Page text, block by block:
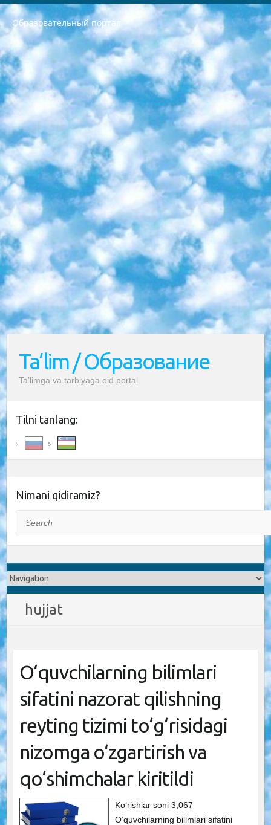
Образовательный портал
РЕСПУБЛИКА УЗБЕКИСТАН МИНИСТРЕРСТВО ДОШКОЛЬНОГО И ШКОЛЬНОГО ОБРАЗОВАНИЯ КОМАНДА в общеобразовательных учреждениях в 2023-2024 учебном году организация и проведение итоговой государственной аттестации обучающихся о Министра дошкольного и школьного образования Республики Узбекистан от 4 марта 2008 года (постановлением Минюста от 20 марта 2008 года № 1778 государственной регистрации) «Итоговое состояние учащихся общего среднего образования на основании положения об утверждении положения об аттестации общего среднего образования выпускной экзамен студентов в образовательных учреждениях в 2023-2024 учебном году В целях организации и прохождения аттестации приказываю: 1. Следующее: перечень предметов, по которым будет проводиться итоговая государственная аттестация и экзамен формы перевода согласно приложению 1; сертификаты международного образца, оценивающие уровень владения иностранными языками перечень согласно приложению 2; 2. Педагогический при специализированных образовательных учреждениях. научно-практический центр квалификации и международной оценки (Д.Давидова) 2024 г. До 25 марта: задания по предметам, по которым будет проводиться итоговая аттестация разработка и утверждение технических условий; итоговая аттестация на основании разработанного предметного задания разработка вопросов по предметам (устно и письменно), экзамен передача; общеобразовательные средние школы и специальные учебные заведения учащиеся выпускных классов школ и интернатов в агентской системе подготовка базы данных экзаменационных материалов и критериев оценки; перевод базы экзаменационных материалов на все языки обучения подать в Республиканский образовательный центр для изготовления; варианты экзаменов на основе разработанных контрольных материалов пусть будут поставлены задачи формирования. 3. Республиканский образовательный центр (Ш.Худайкулов) до 5 апреля 2024 года. до: база данных предоставленных экзаменационных материалов на все языки обучения перевод и экспертиза; для слепых, слабовидящих, глухих, слабослышащих и умственно отсталых детей учащиеся выпускных классов специализированных школ и школ-интернатов база данных экзаменационных материалов на всех преподаваемых языках подготовка критериев оценки; специализированные школы для умственно отсталых детей и технологии для учащихся выпускных классов школ-интернатов разработка соответствующих рекомендаций и критериев проведения ЕГЭ по естествознанию давать задания. 4. Педагогический при специализированных образовательных учреждениях. Научно-практический центр навыков и международной оценки (Д.Давидова), Республика образовательный центр (Худайкулов Ш.) итоговый государственный аттестационный экзамен ориентирован на творческое и логическое мышление при подготовке базы материалов учитывать введение заданий. 5. Следует отметить, что: сертификат государственного образца о знании общеобразовательного предмета и как минимум национальный уровень B1 по предметам на иностранных языках, указанным в Приложении 2. или международно признанный сертификат эквивалентного уровня студенты, изучающие определенный предмет, освобождаются от экзамена; по соответствующим предметам запланирована итоговая государственная аттестация за день до дня, путем жеребьевки Рабочей группой (в письменной форме по предметам, проводимым в форме) из числа сформированных вариантов выбрано 2 варианта; 2 выбранных варианта экзамена анонсированы на официальном сайте министерства и все выпускники по всей стране на основе этих вариантов проводит итоговую государственную аттестацию. 6. Государственное образование учащихся средних общеобразовательных учреждений. знания в соответствии с квалификационными требованиями, которые необходимо приобрести на основании стандартов итоговый (выпускной) контроль для 9 и 11 классов в целях тестирования Экзамены (далее – экзамены) состоят из предметов, перечисленных в приложении 1. будет сделано. 7. Экзамены пройдут с 26 мая по 15 июня 2024 г. (кроме науки физического воспитания). 8. Физическая для учащихся 9 классов общесредних образовательных учреждений. Экзамены по предмету «Образование, квалификация медицина» 1-6 мая 2024 года. сотрудники перевести под присмотр (с отклонениями в физическом или умственном развитии) специализированная школа для детей, школы-интернаты и со сколиозом школы-интернаты санаторного типа для больных детей исключены). 9. Он был слепым, слабовидящим и имел нарушения опорно-двигательного аппарата. экзамены в специализированных школах и интернатах для детей должны проводиться исходя из требований, предъявляемых к общеобразовательным учреждениям (физкультура кроме науки). 10. Специализированная школа для глухих и слабослышащих детей. и экзамены в интернатах и быть реализован в виде письменного теста по математике. 11. Специальность для умственно отсталых детей. Для 9 класса Родной язык и литературное письмо Государственный язык (язык обучения – узбекский). для неклассов) написано Математическое письмо Письменная/устная история Узбекистана Физическое воспитание практично Итоговый контроль Для 11 класса Написание родного языка и литературы (эссе) Математическое письмо Узбекский язык (обучение на узбекском языке) не посещающее общее среднее образование для учреждений)/Образовательное учреждение выбор письменный и устный Иностранный язык письменный/устный Письменная/устная история Узбекистана *По выбору студента:  Химия  Физика  Основы государственного права  География 10 бесплатных образовательных ресурсов - Мы составили подборку онлайн-проектов с интерактивными упражнениями, видеолекциями и статьями. Они помогут вам обрести новые и освежить старые знания бесплатно. 1. «ИНТУИТ» Старейшая образовательная площадка Рунета. Здесь вы найдёте сотни текстовых и видеокурсов на десятки различных тем — от программирования до психологии. Многие курсы подготовлены российскими университетами и крупными международными компаниями вроде Intel и Microsoft. Самостоятельное обучение бесплатное, но желающие могут оплатить услуги персональных наставников. 2. «Смартия» знакомит с актуальными профессиями и подсказывает, как им обучаться. Выбрав заинтересовавшую вас специальность — SMM-специалист, фотограф, веб-дизайнер или другую, — увидите список необходимых для неё умений. Чтобы вы могли освоить их самостоятельно, для каждого умения площадка отображает подборку ссылок на учебные материалы. Хотя «Смартия» ориентируется на русскоязычную аудиторию, часть контента всё же доступна только на английском. 3. «Лекторий Физтеха» Проект Московского физико-технического института (Физтеха). С его помощью вы можете смотреть онлайн серии лекций, записанные на видео в этом вузе. В числе доступных предметов — физика, биология, химия, информационные технологии и другие. К некоторым лекциям администрация ресурса прилагает готовые конспекты, которые можно скачивать в PDF-формате. 4. ITMOcourses Онлайн-площадка Санкт-Петербургского национального исследовательского университета информационных технологий, механики и оптики (ИТМО). Ресурс предоставляет свободный доступ к курсам, разработанным в этом вузе. Каталог материалов разбит на четыре категории: «Оптические системы и технологии», «Приборостроение и робототехника», «Информационные технологии» и «Биотехнологии». Курсы состоят из видеолекций, интерактивных демонстраций и заданий. 5. «КиберЛенинка» Электронная научная библиотека открытого доступа. Каталог площадки регулярно обрастает текстами статей из различных научных изданий. Сгруппированные по журналам и рубрикам публикации можно читать онлайн или скачивать целиком в PDF-формате. Проект нацелен на популяризацию науки за счёт открытого доступа к качественной информации. 6. «ПостНаука» На этом ресурсе публикуют подборки видеолекций, составленные экспертами из разных отраслей и объединённые общими темами. Среди них, к примеру, есть серии «Биоинформатика и геномика», «Культура средневековой Скандинавии» и Cinema Studies о теории кино. Каждая подборка лекций — логически связанная история, рассказанная экспертом от первого лица. Кроме того, на сайте появляются научно-образовательные статьи и тесты на разные темы. 7. «Newочём» Команда проекта «Newочём» отбирает самые интересные тексты из англоязычных СМИ и переводит те из них, за которые голосуют участники сообщества «ВКонтакте». По большей части это научно-популярные статьи. Редакторы придумывают лишь заголовки, в остальном содержание переводов соответствует оригиналам. Полные тексты можно читать прямо в социальной сети. 8. InternetUrok Онлайн-база материалов по основным дисциплинам школьной программы. Информация на сайте структурирована по классам, предметам и темам (урокам). Каждый урок состоит из видеолекций и конспектов. Есть также интерактивные тренажёры и тесты для закрепления пройденного материала. Даже если вы давно окончили школу, возможность повторить программу старших классов всегда может пригодиться. 9. Edutainme Ещё один ресурс об образовании. В отличие от Newtonew, как мне кажется, Edutainme больше ориентируется на представителей индустрии: педагогов, предпринимателей, разработчиков образовательных проектов. Но и любой, кто просто стремится к саморазвитию, найдёт на сайте много полезного и интересного для себя. Например, информацию о новых курсах и образовательных сервисах. 10. Newtonew Онлайн-медиа об образовании и обучении в широком смысле. Авторы Newtonew пишут об инструментах, заведениях, тактиках и стратегиях, которые помогают учить других и получать новые знания самостоятельно. На этой площадке вы найдёте новости, обзоры, аналитические мат
Ta’lim / Образование
Ta’limga va tarbiyaga oid portal
Tilni tanlang:
Nimani qidiramiz?
hujjat
O‘quvchilarning bilimlari
sifatini nazorat qilishning
reyting tizimi to‘g‘risidagi
nizomga o‘zgartirish va
qo‘shimchalar kiritildi
Ko‘rishlar soni 3,067
O‘quvchilarning bilimlari sifatini